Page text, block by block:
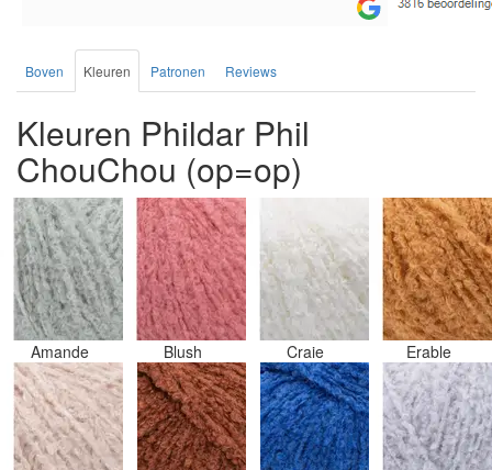
Boven Kleuren Patronen Reviews
Kleuren Phildar Phil
ChouChou (op=op)
Amande Blush Craie Erable